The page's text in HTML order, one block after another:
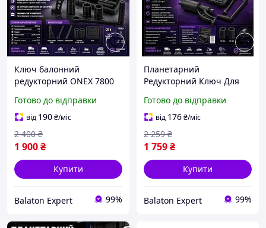
Ключ балонний
редукторний ONEX 7800
шиномонтажу Польща
Готово до відправки
від 190₴/міс
1 900₴
2 400 ₴
Купити
Balaton Expert 99%
Планетарний
Редукторний Ключ Для
Балонний ключ для
шиномонтажу в Кейсі
Готово до відправки
від 176₴/міс
1 759₴
2 259 ₴
Купити
Balaton Expert 99%